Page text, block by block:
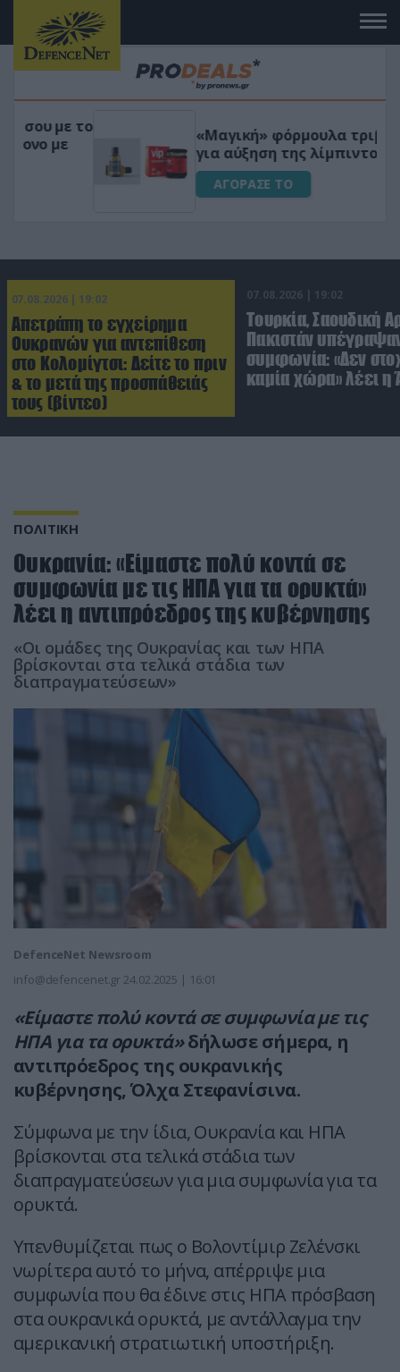
«Μαγική» φόρμουλα τριβόλι + VIP
για αύξηση της λίμπιντο
ΑΓΟΡΑΣΕ ΤΟ
07.08.2026 | 19:02
Απετράπη το εγχείρημα
Ουκρανών για αντεπίθεση
στο Κολομίγτσι: Δείτε το πριν
& το μετά της προσπάθειάς
τους (βίντεο)
07.08.2026 | 19:02
Τουρκία, Σαουδική
Πακιστάν
συμφωνία: «Δεν
καμία χώρα» λέει η
ΠΟΛΙΤΙΚΗ
Ουκρανία: «Είμαστε πολύ κοντά σε
συμφωνία με τις ΗΠΑ για τα ορυκτά»
λέει η αντιπρόεδρος της κυβέρνησης
«Οι ομάδες της Ουκρανίας και των ΗΠΑ
βρίσκονται στα τελικά στάδια των
διαπραγματεύσεων»
DefenceNet Newsroom
info@defencenet.gr 24.02.2025 | 16:01
«Είμαστε πολύ κοντά σε συμφωνία με τις
ΗΠΑ για τα ορυκτά»δήλωσε σήμερα, η
αντιπρόεδρος της ουκρανικής
κυβέρνησης, Όλχα Στεφανίσινα.
Σύμφωνα με την ίδια, Ουκρανία και ΗΠΑ
βρίσκονται στα τελικά στάδια των
διαπραγματεύσεων για μια συμφωνία για τα
ορυκτά.
Υπενθυμίζεται πως ο Βολοντίμιρ Ζελένσκι
νωρίτερα αυτό το μήνα, απέρριψε μια
συμφωνία που θα έδινε στις ΗΠΑ πρόσβαση
στα ουκρανικά ορυκτά, με αντάλλαγμα την
αμερικανική στρατιωτική υποστήριξη.